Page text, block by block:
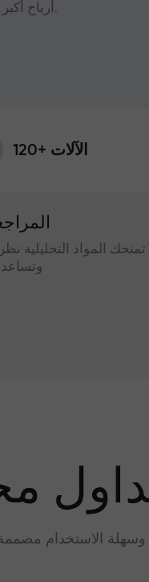
أرباح أكبر على المدى الطويل.
120+ الآلات
تمنحك المواد التحليلية
الاستخدام